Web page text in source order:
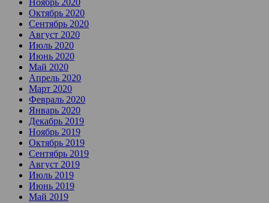
Ноябрь 2020
Октябрь 2020
Сентябрь 2020
Август 2020
Июль 2020
Июнь 2020
Май 2020
Апрель 2020
Март 2020
Февраль 2020
Январь 2020
Декабрь 2019
Ноябрь 2019
Октябрь 2019
Сентябрь 2019
Август 2019
Июль 2019
Июнь 2019
Май 2019